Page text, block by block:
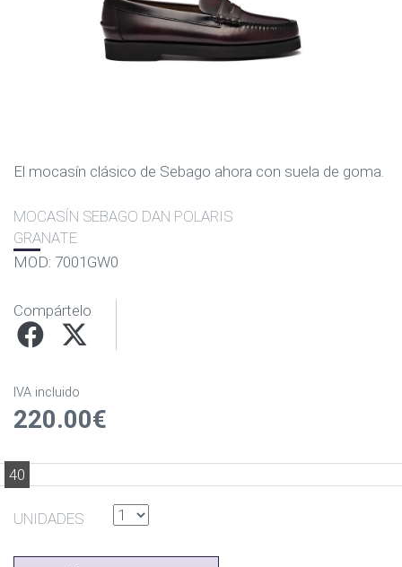
El mocasín clásico de Sebago ahora con suela de goma.
MOCASÍN SEBAGO DAN POLARIS
GRANATE
MOD: 7001GW0
Compártelo
IVA incluido
220.00€
40
UNIDADES